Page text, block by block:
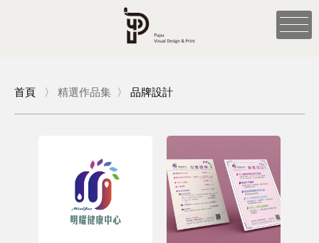
首頁 〉 精選作品集 〉 品牌設計